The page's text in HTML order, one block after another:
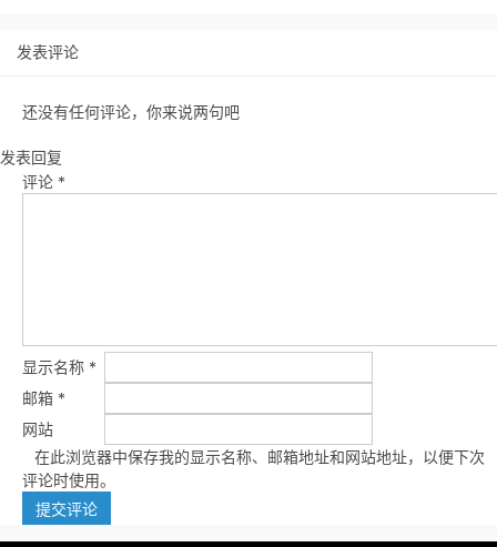
发表评论
还没有任何评论，你来说两句吧
发表回复
评论 *
显示名称 *
邮箱 *
网站
在此浏览器中保存我的显示名称、邮箱地址和网站地址，以便下次
评论时使用。